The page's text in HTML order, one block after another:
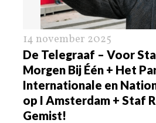
14 november 2025
De Telegraaf – Voor
Morgen Bij Één + Het
Internationale en
op I Amsterdam + Staf
Gemist!